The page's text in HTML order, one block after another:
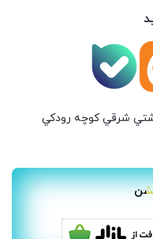
شرقي كوچه رودكي